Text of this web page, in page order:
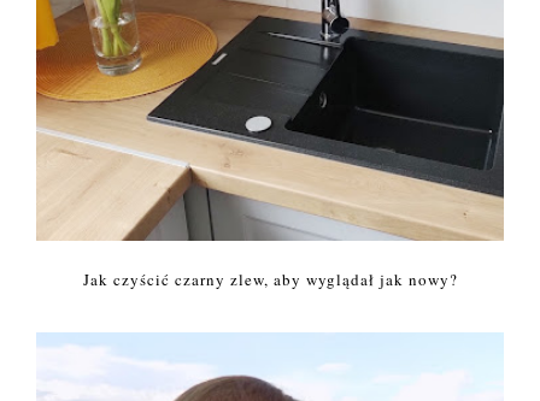
Jak czyścić czarny zlew, aby wyglądał jak nowy?